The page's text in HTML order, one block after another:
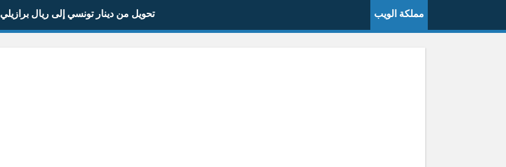
مملكة الويب تحويل من دينار تونسي إلى ريال برازيلي